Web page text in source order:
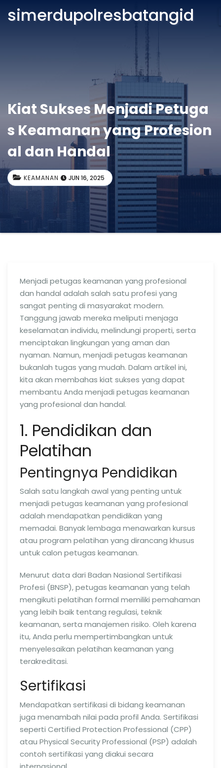
simerdupolresbatangid
Kiat Sukses Menjadi Petuga
s Keamanan yang Profesion
al dan Handal
KEAMANAN JUN 16, 2025
Menjadi petugas keamanan yang profesional
dan handal adalah salah satu profesi yang
sangat penting di masyarakat modern.
Tanggung jawab mereka meliputi menjaga
keselamatan individu, melindungi properti, serta
menciptakan lingkungan yang aman dan
nyaman. Namun, menjadi petugas keamanan
bukanlah tugas yang mudah. Dalam artikel ini,
kita akan membahas kiat sukses yang dapat
membantu Anda menjadi petugas keamanan
yang profesional dan handal.
1. Pendidikan dan
Pelatihan
Pentingnya Pendidikan
Salah satu langkah awal yang penting untuk
menjadi petugas keamanan yang profesional
adalah mendapatkan pendidikan yang
memadai. Banyak lembaga menawarkan kursus
atau program pelatihan yang dirancang khusus
untuk calon petugas keamanan.
Menurut data dari Badan Nasional Sertifikasi
Profesi (BNSP), petugas keamanan yang telah
mengikuti pelatihan formal memiliki pemahaman
yang lebih baik tentang regulasi, teknik
keamanan, serta manajemen risiko. Oleh karena
itu, Anda perlu mempertimbangkan untuk
menyelesaikan pelatihan keamanan yang
terakreditasi.
Sertifikasi
Mendapatkan sertifikasi di bidang keamanan
juga menambah nilai pada profil Anda. Sertifikasi
seperti Certified Protection Professional (CPP)
atau Physical Security Professional (PSP) adalah
contoh sertifikasi yang diakui secara